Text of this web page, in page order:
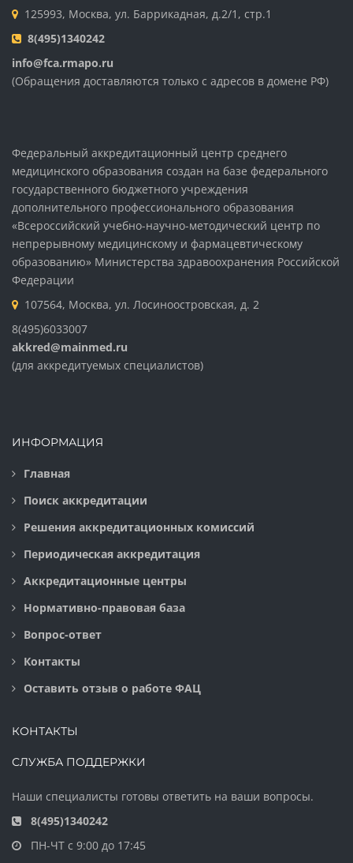
125993, Москва, ул. Баррикадная, д.2/1, стр.1
8(495)1340242
info@fca.rmapo.ru
(Обращения доставляются только с адресов в домене РФ)
Федеральный аккредитационный центр среднего
медицинского образования создан на базе федерального
государственного бюджетного учреждения
дополнительного профессионального образования
«Всероссийский учебно-научно-методический центр по
непрерывному медицинскому и фармацевтическому
образованию» Министерства здравоохранения Российской
Федерации
107564, Москва, ул. Лосиноостровская, д. 2
8(495)6033007
akkred@mainmed.ru
(для аккредитуемых специалистов)
ИНФОРМАЦИЯ
Главная
Поиск аккредитации
Решения аккредитационных комиссий
Периодическая аккредитация
Аккредитационные центры
Нормативно-правовая база
Вопрос-ответ
Контакты
Оставить отзыв о работе ФАЦ
КОНТАКТЫ
СЛУЖБА ПОДДЕРЖКИ
Наши специалисты готовы ответить на ваши вопросы.
8(495)1340242
ПН-ЧТ с 9:00 до 17:45